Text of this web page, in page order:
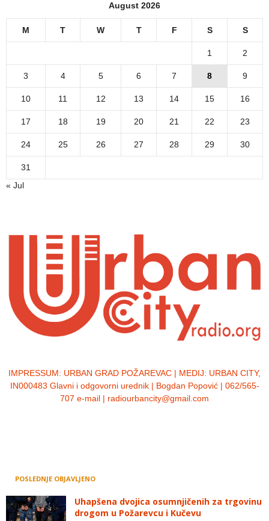
August 2026
M T W T F S S
1 2
3 4 5 6 7 8 9
10 11 12 13 14 15 16
17 18 19 20 21 22 23
24 25 26 27 28 29 30
31
« Jul
IMPRESSUM: URBAN GRAD POŽAREVAC | MEDIJ: URBAN CITY,
IN000483 Glavni i odgovorni urednik | Bogdan Popović | 062/565-
707 e-mail | radiourbancity@gmail.com
POSLEDNJE OBJAVLJENO
Uhapšena dvojica osumnjičenih za trgovinu
drogom u Požarevcu i Kučevu